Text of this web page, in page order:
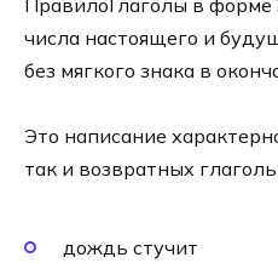
чис­ла насто­я­ще­го и
без мяг­ко­го зна­ка в
Это напи­са­ние
так и воз­врат­ных
дождь стучит